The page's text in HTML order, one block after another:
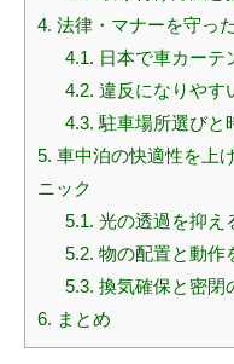
4. 法律・マナーを守っ
4.1. 日本で車カーテ
4.2. 違反になりやす
4.3. 駐車場所選びと
5. 車中泊の快適性を上
ニック
5.1. 光の透過を抑え
5.2. 物の配置と動作
5.3. 換気確保と密閉
6. まとめ